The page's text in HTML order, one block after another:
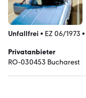
Unfallfrei • EZ 06/1973 •
Privatanbieter
RO-030453 Bucharest